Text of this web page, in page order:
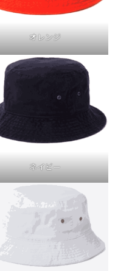
オレンジ
ネイビー